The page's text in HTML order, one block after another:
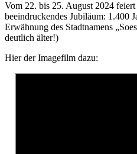
Vom 22. bis 25. August 2024 feiert
beeindruckendes Jubiläum: 1.400
Erwähnung des Stadtnamens
deutlich älter!)
Hier der Imagefilm dazu: